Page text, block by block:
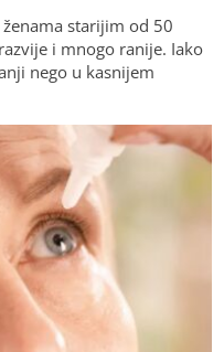
ženama starijim od 50
i mnogo ranije. Iako
nego u kasnijem